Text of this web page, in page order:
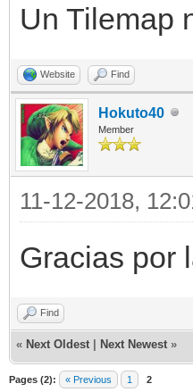
Un Tilemap
Website Find
Hokuto40
Member
11-12-2018,
Gracias por
Find
« Next Oldest Next Newest »
Pages (2): « Previous 1 2